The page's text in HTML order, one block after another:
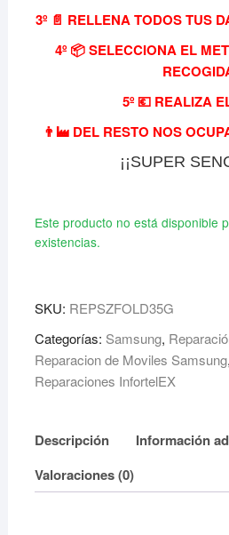
3º 📄 RELLENA TODOS TUS
4º 📦 SELECCIONA EL
5º 💶 REALIZA
👨‍🏭 DEL RESTO NOS
¡¡SUPER
Este producto no está disponible
existencias.
SKU: REPSZFOLD35G
Categorías: Samsung,
Reparacion de Moviles Samsung,
Reparaciones InfortelEX
Descripción
Información
Valoraciones (0)